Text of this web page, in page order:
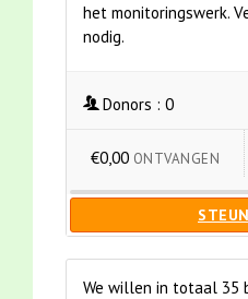
het monitoringswerk.
nodig.
Donors : 0
€0,00 ONTVANGEN
We willen in totaal 35